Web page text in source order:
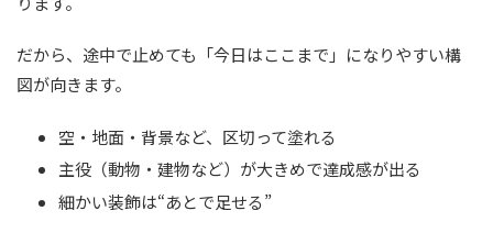
だから、途中で止めても「今日はここまで」になりやすい構
図が向きます。
空・地面・背景など、区切って塗れる
主役（動物・建物など）が大きめで達成感が出る
細かい装飾は“あとで足せる”